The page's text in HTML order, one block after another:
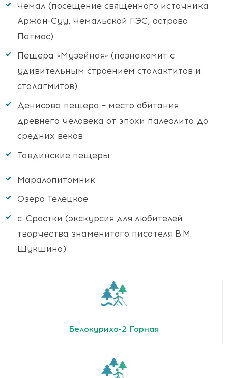
Чемал (посещение священного источника
Аржан-Суу, Чемальской ГЭС, острова
Патмос)
Пещера «Музейная» (познакомит с
удивительным строением сталактитов и
сталагмитов)
Денисова пещера – место обитания
древнего человека от эпохи палеолита до
средних веков
Тавдинские пещеры
Маралопитомник
Озеро Телецкое
с. Сростки (экскурсия для любителей
творчества знаменитого писателя В.М.
Шукшина)
Белокуриха-2 Горная